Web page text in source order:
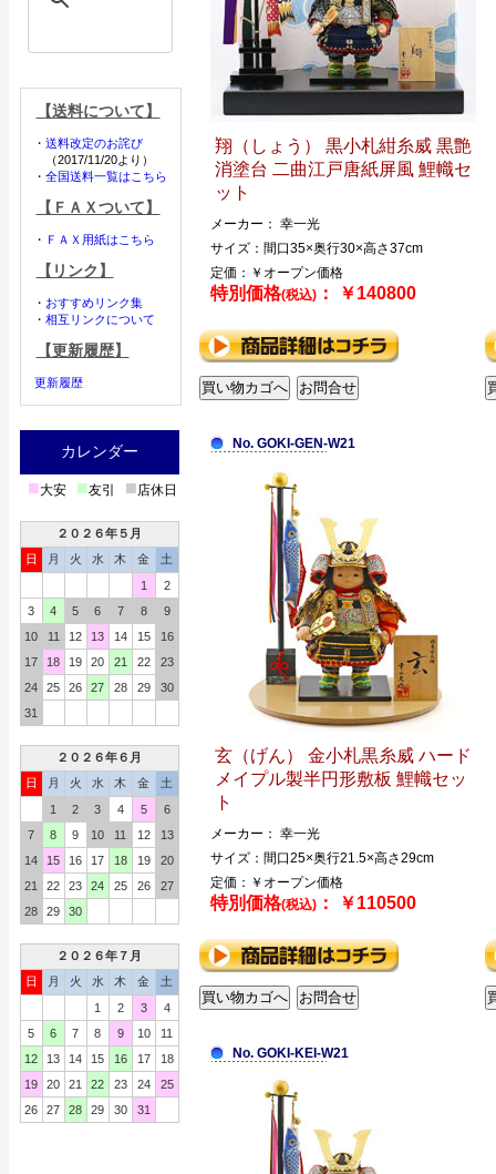
【送料について】
・ 送料改定のお詫び
（2017/11/20より）
・ 全国送料一覧はこちら
【ＦＡＸついて】
・ ＦＡＸ用紙はこちら
【リンク】
・ おすすめリンク集
・ 相互リンクについて
【更新履歴】
更新履歴
カレンダー
■大安 ■友引 ■店休日
２０２６年５月
日
月 火 水 木 金
土
1
2
3
4 5 6 7 8
9
10
11 12 13 14 15
16
17
18 19 20 21 22
23
24
25 26 27 28 29
30
31
２０２６年６月
日
月 火 水 木 金
土
1
2 3 4 5
6
7
8 9 10 11 12
13
14
15 16 17 18 19
20
21
22 23 24 25 26
27
28
29 30
２０２６年７月
日
月 火 水 木 金
土
1
2 3
4
5
6 7 8 9 10
11
12
13 14 15 16 17
18
19
20 21 22 23 24
25
26
27 28 29 30 31
翔（しょう） 黒小札紺糸威 黒艶
消塗台 二曲江戸唐紙屏風 鯉幟セ
ット
メーカー： 幸一光
サイズ：間口35×奥行30×高さ37cm
定価：￥オープン価格
特別価格(税込)： ￥140800
No. GOKI-GEN-W21
玄（げん） 金小札黒糸威 ハード
メイプル製半円形敷板 鯉幟セッ
ト
メーカー： 幸一光
サイズ：間口25×奥行21.5×高さ29cm
定価：￥オープン価格
特別価格(税込)： ￥110500
No. GOKI-KEI-W21